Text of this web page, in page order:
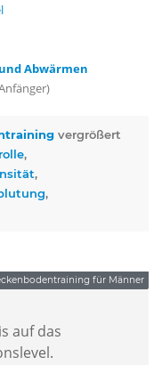
Abwärmen
vergrößert
für Männer
auf das